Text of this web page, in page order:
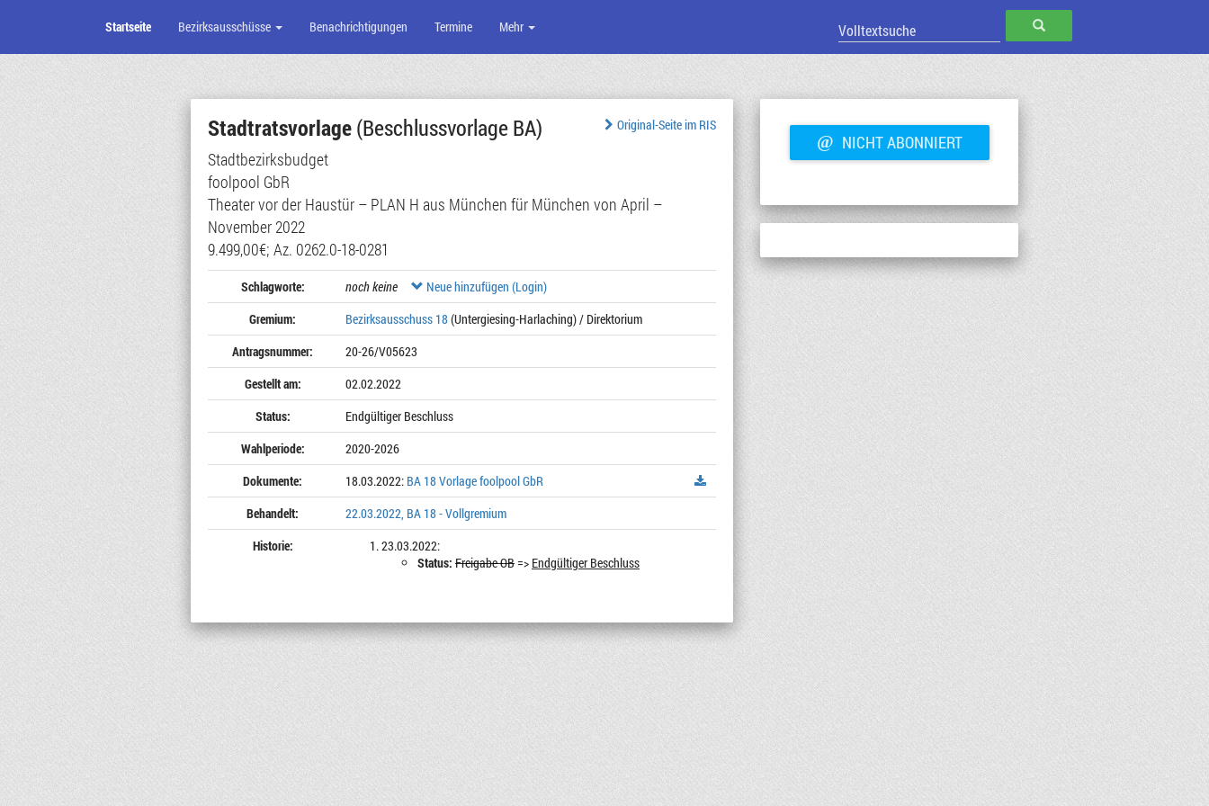
Zum
Seiteninhalt
SUCHEN
Startseite Bezirksausschüsse Benachrichtigungen Termine Mehr
Original-Seite im RIS
Stadtratsvorlage(Beschlussvorlage BA)
Stadtbezirksbudget
foolpool GbR
Theater vor der Haustür – PLAN H aus München für München von April –
November 2022
9.499,00€; Az. 0262.0-18-0281
Schlagworte: noch keine
Neue hinzufügen (Login)
Gremium:
Bezirksausschuss 18(Untergiesing-Harlaching) / Direktorium
Antragsnummer:
20-26/V05623
Gestellt am:
02.02.2022
Status:
Endgültiger Beschluss
Wahlperiode:
2020-2026
Dokumente:
18.03.2022: BA 18 Vorlage foolpool GbR
Behandelt:
22.03.2022, BA 18 - Vollgremium
Historie:
23.03.2022:
Status: Freigabe OB=> Endgültiger Beschluss
@ NICHT ABONNIERT